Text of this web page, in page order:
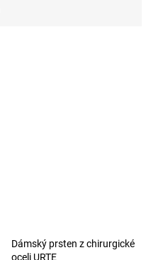
Dámský prsten z chirurgické
oceli URTE